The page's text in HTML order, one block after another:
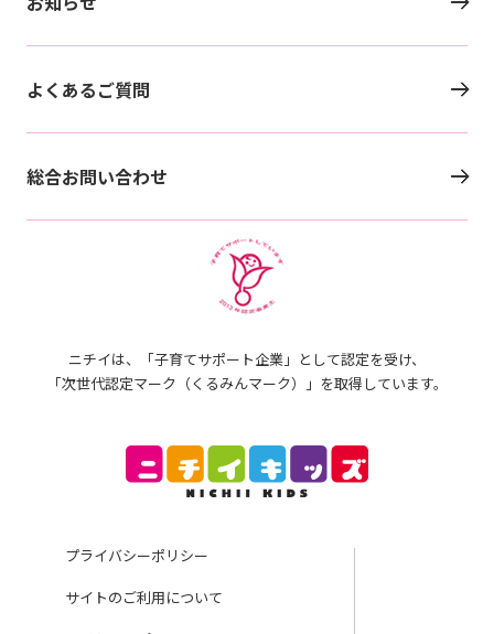
ニチイは、「子育てサポート企業」として認定を受け、
「次世代認定マーク（くるみんマーク）」を取得しています。
プライバシーポリシー
サイトのご利用について
よくあるご質問
総合お問い合わせ